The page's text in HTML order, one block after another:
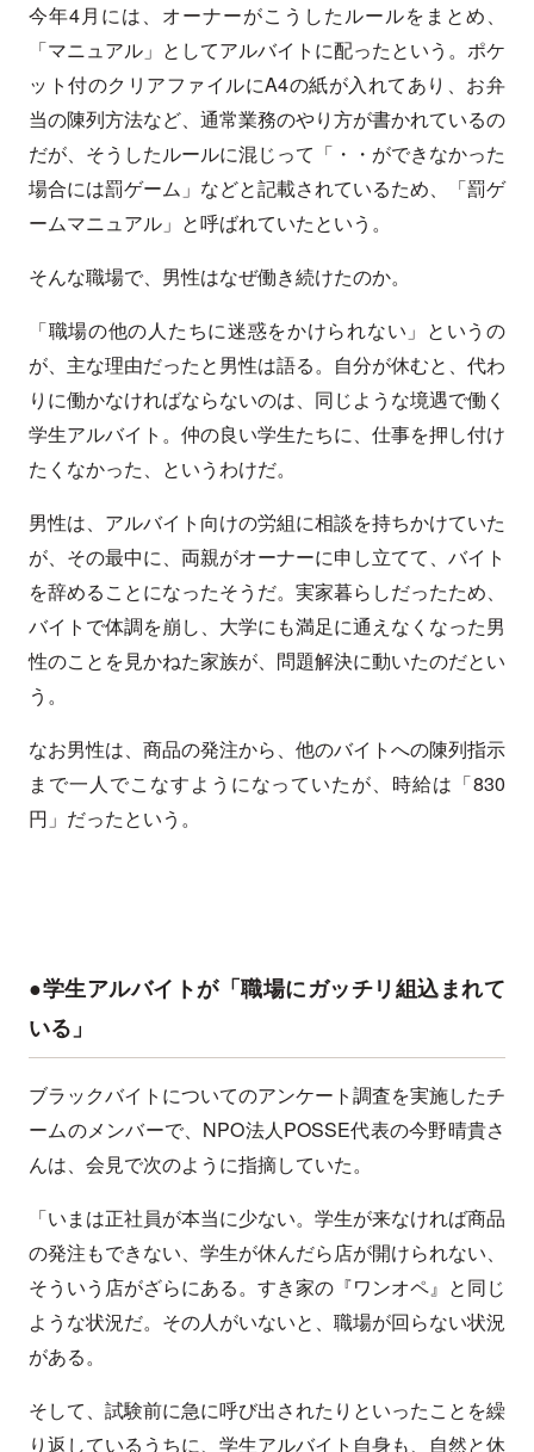
今年4月には、オーナーがこうしたルールをまとめ、
「マニュアル」としてアルバイトに配ったという。ポケ
ット付のクリアファイルにA4の紙が入れてあり、お弁
当の陳列方法など、通常業務のやり方が書かれているの
だが、そうしたルールに混じって「・・ができなかった
場合には罰ゲーム」などと記載されているため、「罰ゲ
ームマニュアル」と呼ばれていたという。
そんな職場で、男性はなぜ働き続けたのか。
「職場の他の人たちに迷惑をかけられない」というの
が、主な理由だったと男性は語る。自分が休むと、代わ
りに働かなければならないのは、同じような境遇で働く
学生アルバイト。仲の良い学生たちに、仕事を押し付け
たくなかった、というわけだ。
男性は、アルバイト向けの労組に相談を持ちかけていた
が、その最中に、両親がオーナーに申し立てて、バイト
を辞めることになったそうだ。実家暮らしだったため、
バイトで体調を崩し、大学にも満足に通えなくなった男
性のことを見かねた家族が、問題解決に動いたのだとい
う。
なお男性は、商品の発注から、他のバイトへの陳列指示
まで一人でこなすようになっていたが、時給は「830
円」だったという。
●学生アルバイトが「職場にガッチリ組込まれて
いる」
ブラックバイトについてのアンケート調査を実施したチ
ームのメンバーで、NPO法人POSSE代表の今野晴貴さ
んは、会見で次のように指摘していた。
「いまは正社員が本当に少ない。学生が来なければ商品
の発注もできない、学生が休んだら店が開けられない、
そういう店がざらにある。すき家の『ワンオペ』と同じ
ような状況だ。その人がいないと、職場が回らない状況
がある。
そして、試験前に急に呼び出されたりといったことを繰
り返しているうちに、学生アルバイト自身も、自然と休